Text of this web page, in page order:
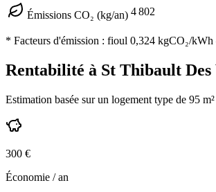
Émissions CO₂ (kg/an) 4 802
* Facteurs d'émission : fioul 0,324 kgCO₂/kWh
Rentabilité à St Thibault Des
Estimation basée sur un logement type de 95
300 €
Économie / an